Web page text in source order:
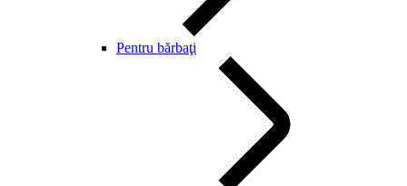
Pentru bărbaţi